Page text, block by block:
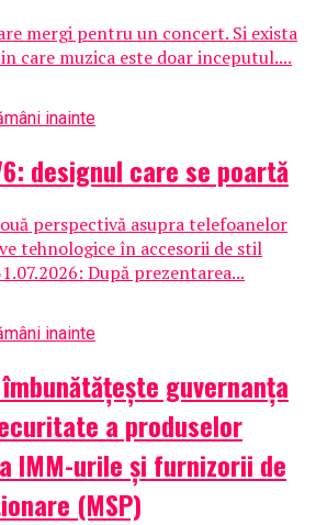
mergi pentru un concert. Si exista
care muzica este doar inceputul....
inainte
designul care se poartă
perspectivă asupra telefoanelor
tehnologice în accesorii de stil
După prezentarea...
inainte
guvernanța
a produselor
IMM-urile și furnizorii de
(MSP)